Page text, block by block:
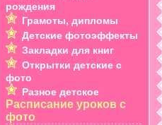
рождения
Грамоты, дипломы
Детские фотоэффекты
Закладки для книг
Открытки детские с
фото
Разное детское
Расписание уроков с
фото